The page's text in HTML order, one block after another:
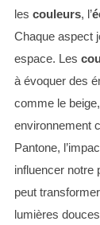
les couleurs, l’
Chaque aspect
espace. Les
à évoquer des
comme le
environnement
Pantone,
influencer notre
peut
lumières